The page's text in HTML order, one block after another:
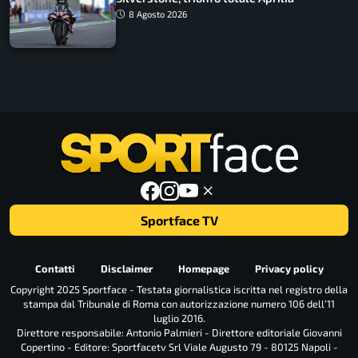
8 Agosto 2026
Sportface TV
Contatti Disclaimer Homepage
Privacy policy
Copyright 2025 Sportface - Testata giornalistica iscritta nel registro della
stampa dal Tribunale di Roma con autorizzazione numero 106 dell’11
luglio 2016.
Direttore responsabile: Antonio Palmieri - Direttore editoriale Giovanni
Copertino - Editore: Sportfacetv Srl Viale Augusto 79 - 80125 Napoli -